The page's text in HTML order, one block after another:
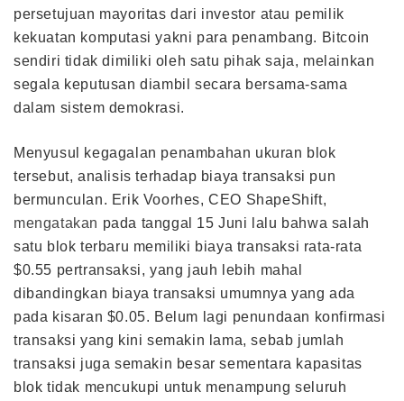
persetujuan mayoritas dari investor atau pemilik
kekuatan komputasi yakni para penambang. Bitcoin
sendiri tidak dimiliki oleh satu pihak saja, melainkan
segala keputusan diambil secara bersama-sama
dalam sistem demokrasi.
Menyusul kegagalan penambahan ukuran blok
tersebut, analisis terhadap biaya transaksi pun
bermunculan. Erik Voorhes, CEO ShapeShift,
mengatakan pada tanggal 15 Juni lalu bahwa salah
satu blok terbaru memiliki biaya transaksi rata-rata
$0.55 pertransaksi, yang jauh lebih mahal
dibandingkan biaya transaksi umumnya yang ada
pada kisaran $0.05. Belum lagi penundaan konfirmasi
transaksi yang kini semakin lama, sebab jumlah
transaksi juga semakin besar sementara kapasitas
blok tidak mencukupi untuk menampung seluruh